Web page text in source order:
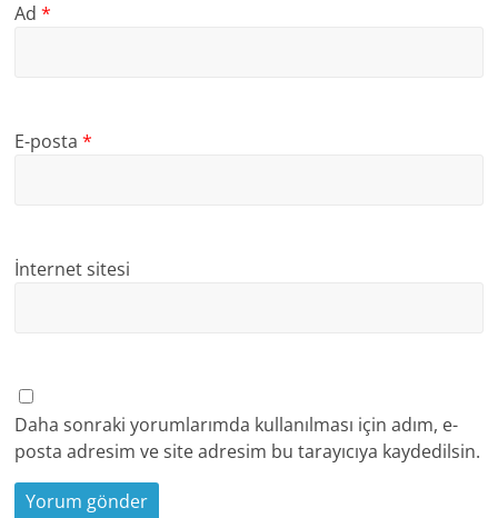
Ad*
E-posta*
İnternet sitesi
Daha sonraki yorumlarımda kullanılması için adım, e-
posta adresim ve site adresim bu tarayıcıya kaydedilsin.